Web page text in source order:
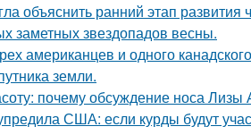
объяснить ранний этап развития
заметных звездопадов весны.
американцев и одного
земли.
почему обсуждение носа
США: если курды будут